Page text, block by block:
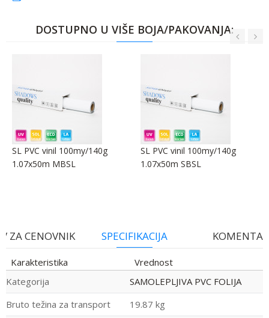
DOSTUPNO U VIŠE BOJA/PAKOVANJA:
SL PVC vinil 100my/140g
1.07x50m MBSL
SL PVC vinil 100my/140g
1.07x50m SBSL
ZA CENOVNIK SPECIFIKACIJA
Karakteristika
Vrednost
Kategorija
SAMOLEPLJIVA PVC FOLIJA
Bruto težina za transport
19.87 kg